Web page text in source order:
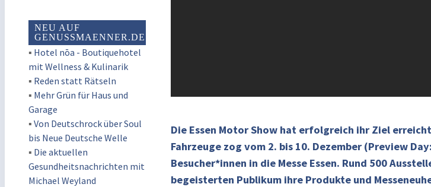
NEU AUF
GENUSSMAENNER.DE
▪ Hotel nōa - Boutiquehotel
mit Wellness & Kulinarik
▪ Reden statt Rätseln
▪ Mehr Grün für Haus und
Garage
▪ Von Deutschrock über Soul
bis Neue Deutsche Welle
▪ Die aktuellen
Gesundheitsnachrichten mit
Michael Weyland
Die Essen Motor Show hat erfolgreich ihr Ziel
Fahrzeuge zog vom 2. bis 10. Dezember (Preview
Besucher*innen in die Messe Essen. Rund 500
begeisterten Publikum ihre Produkte und